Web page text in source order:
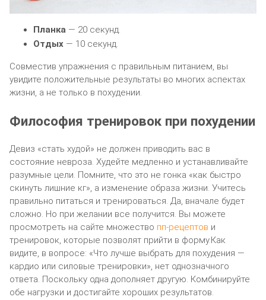
Планка — 20 секунд.
Отдых — 10 секунд.
Совместив упражнения с правильным питанием, вы
увидите положительные результаты во многих аспектах
жизни, а не только в похудении.
Философия тренировок при похудении
Девиз «стать худой» не должен приводить вас в
состояние невроза. Худейте медленно и устанавливайте
разумные цели. Помните, что это не гонка «как быстро
скинуть лишние кг», а изменение образа жизни. Учитесь
правильно питаться и тренироваться. Да, вначале будет
сложно. Но при желании все получится. Вы можете
просмотреть на сайте множество пп-рецептов и
тренировок, которые позволят прийти в форму.Как
видите, в вопросе: «Что лучше выбрать для похудения —
кардио или силовые тренировки», нет однозначного
ответа. Поскольку одна дополняет другую. Комбинируйте
обе нагрузки и достигайте хороших результатов.